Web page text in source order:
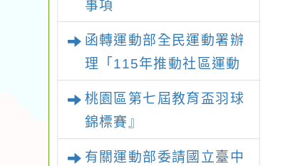
事項
函轉運動部全民運動署辦
理「115年推動社區運動
公(差)假登記
桃園區第七屆教育盃羽球
錦標賽』
有關運動部委請國立臺中